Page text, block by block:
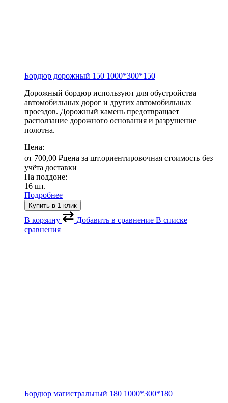
Бордюр дорожный 150 1000*300*150
Дорожный бордюр используют для обустройства
автомобильных дорог и других автомобильных
проездов. Дорожный камень предотвращает
расползание дорожного основания и разрушение
полотна.
Цена:
от 700,00 ₽цена за шт.ориентировочная стоимость без
учёта доставки
На поддоне:
16 шт.
Подробнее
Купить в 1 клик
В корзину Добавить в сравнение В списке
сравнения
Бордюр магистральный 180 1000*300*180